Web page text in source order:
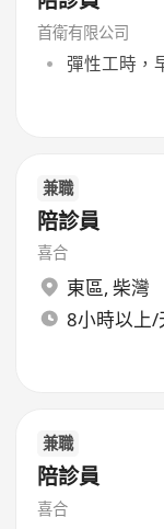
首衛有限公司
彈性工時，
兼職
陪診員
喜合
東區, 柴灣
8小時以上/
兼職
陪診員
喜合